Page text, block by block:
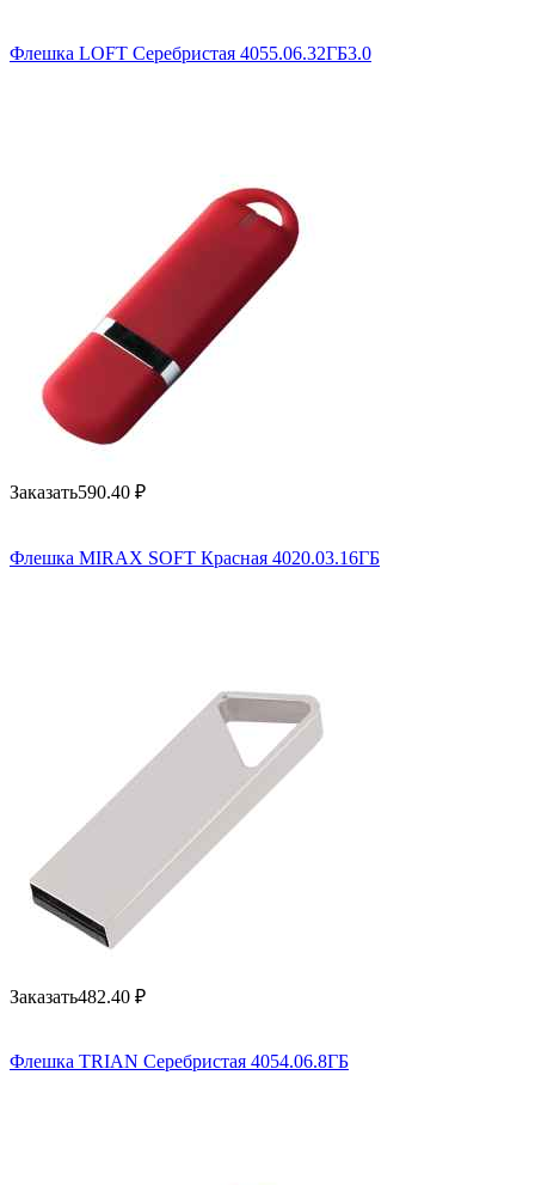
Флешка LOFT Серебристая 4055.06.32ГБ3.0
Заказать590.40 ₽
Флешка MIRAX SOFT Красная 4020.03.16ГБ
Заказать482.40 ₽
Флешка TRIAN Серебристая 4054.06.8ГБ